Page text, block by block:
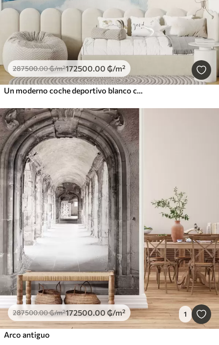
287500.00₲/m²172500.00 ₲/m²
Un moderno coche deportivo blanco corriendo sobre un fondo de palmeras y rascacielos en técnica de acuarela libre
287500.00₲/m²172500.00 ₲/m² 1
Arco antiguo